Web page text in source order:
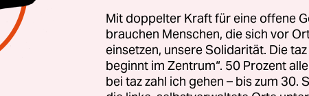
Costa Ricas, Mitte Oktober begonnen,
den Fluss auszubaggern und die Präsenz
erhöht. Schließlich sei ein militärisches
auf dem Gebiet des Nachbarlandes liegen
widerspricht dieser Darstellung und
Mit doppelter Kraft für eine offene
brauchen Menschen, die sich vor
einsetzen, unsere Solidarität. Die
beginnt im Zentrum“. 50 Prozent
bei taz zahl ich gehen – bis zum 30.